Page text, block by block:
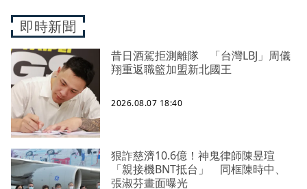
即時新聞
昔日酒駕拒測離隊 「台灣LBJ」周儀
翔重返職籃加盟新北國王
2026.08.07 18:40
狠詐慈濟10.6億！神鬼律師陳昱瑄
「親接機BNT抵台」 同框陳時中、
張淑芬畫面曝光